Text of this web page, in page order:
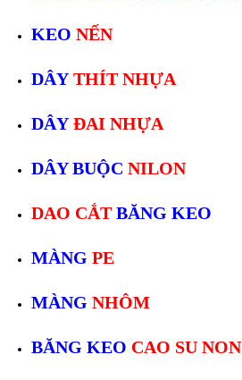
KEO NẾN
DÂY THÍT NHỰA
DÂY ĐAI NHỰA
DÂY BUỘC NILON
DAO CẮT BĂNG KEO
MÀNG PE
MÀNG NHÔM
BĂNG KEO CAO SU NON